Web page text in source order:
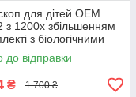
для дітей OEM
з 1200х збільшенням
з біологічними
GoodPlace -worry-
до відправки
₴ 1 700 ₴